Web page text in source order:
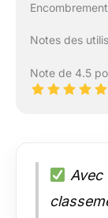
Notes des
Note de 4.5
Avec